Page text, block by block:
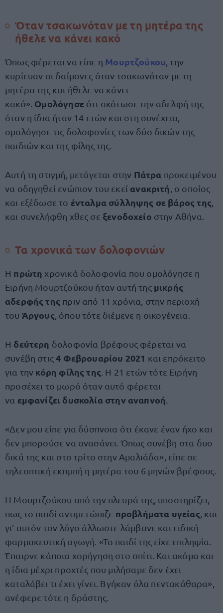
Όταν τσακωνόταν με τη μητέρα της
ήθελε να κάνει κακό
Όπως φέρεται να είπε η Μουρτζούκου , την
κυρίευαν οι δαίμονες όταν τσακωνόταν με τη
μητέρα της και ήθελε να κάνει
κακό». Ομολόγησε ότι σκότωσε την αδελφή της
όταν η ίδια ήταν 14 ετών και στη συνέχεια,
ομολόγησε τις δολοφονίες των δύο δικών της
παιδιών και της φίλης της.
Αυτή τη στιγμή, μετάγεται στην Πάτρα προκειμένου
να οδηγηθεί ενώπιον του εκεί ανακριτή , ο οποίος
και εξέδωσε το ένταλμα σύλληψης σε βάρος της
και συνελήφθη χθες σε ξενοδοχείο στην Αθήνα.
Τα χρονικά των δολοφονιών
Η πρώτη χρονικά δολοφονία που ομολόγησε η
Ειρήνη Μουρτζούκου ήταν αυτή της μικρής
αδερφής της πριν από 11 χρόνια, στην περιοχή
του Άργους , όπου τότε διέμενε η οικογένεια.
Η δεύτερη δολοφονία βρέφους φέρεται να
συνέβη στις4 Φεβρουαρίου 2021 και επρόκειτο
για την κόρη φίλης της . Η 21 ετών τότε Ειρήνη
προσέχει το μωρό όταν αυτό φέρεται
να εμφανίζει δυσκολία στην αναπνοή
«Δεν μου είπε για δύσπνοια ότι έκανε έναν ήχο και
δεν μπορούσε να ανασάνει. Όπως συνέβη στα δυο
δικά της και στο τρίτο στην Αμαλιάδα», είπε σε
τηλεοπτική εκπμπή η μητέρα του 6 μηνών βρέφους.
Η Μουρτζούκου από την πλευρά της, υποστηρίζει,
πως το παιδί αντιμετώπιζε προβλήματα υγείας , και
γι’ αυτόν τον λόγο άλλωστε λάμβανε και ειδική
φαρμακευτική αγωγή. «Το παιδί της είχε επιληψία.
Έπαιρνε κάποια χορήγηση στο σπίτι. Και ακόμα και
η ίδια μέχρι προχτές που μιλήσαμε δεν έχει
καταλάβει τι έχει γίνει. Βγήκαν όλα πεντακάθαρα»,
ανέφερε τότε η δράστης.